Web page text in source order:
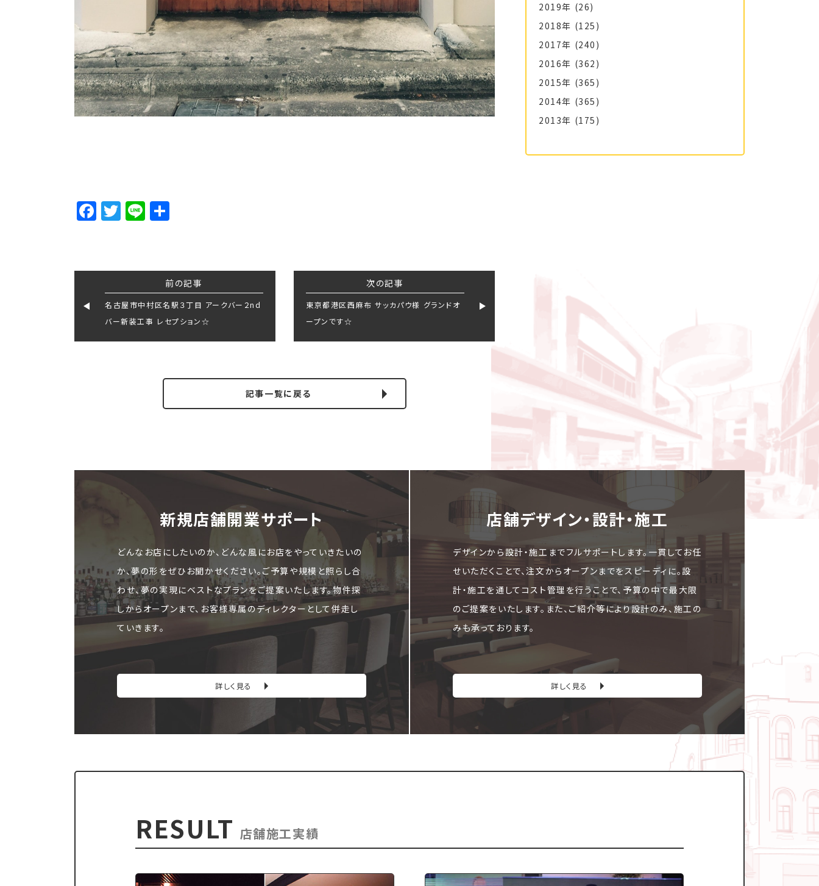
Facebook
Twitter
Line
前の記事
名古屋市中村区名駅３丁目 アークバー２nd
バー新装工事 レセプション☆
次の記事
東京都港区西麻布 サッカパウ様 グランドオ
ープンです☆
記事一覧に戻る
2019年 (26)
2018年 (125)
2017年 (240)
2016年 (362)
2015年 (365)
2014年 (365)
2013年 (175)
新規店舗開業サポート
どんなお店にしたいのか、どんな風にお店をやっていきたいの
か、夢の形をぜひお聞かせください。ご予算や規模と照らし合
わせ、夢の実現にベストなプランをご提案いたします。物件探
しからオープンまで、お客様専属のディレクターとして併走し
ていきます。
詳しく見る
店舗デザイン・設計・施⼯
デザインから設計・施工までフルサポートします。一貫してお任
せいただくことで、注文からオープンまでをスピーディに。設
計・施工を通してコスト管理を行うことで、予算の中で最大限
のご提案をいたします。また、ご紹介等により設計のみ、施工の
みも承っております。
詳しく見る
RESULT 店舗施工実績